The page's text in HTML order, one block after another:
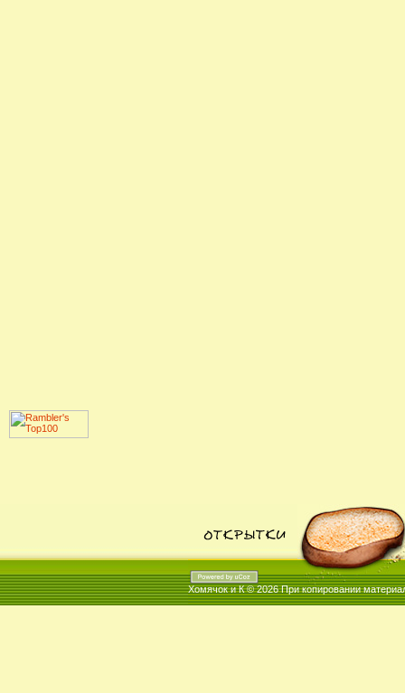
Хомячок и К © 2026При копировании